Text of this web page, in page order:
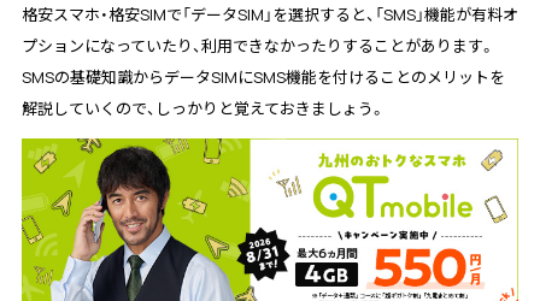
格安スマホ・格安SIMで「データSIM」を選択すると、「SMS」機能が有料オ
プションになっていたり、利用できなかったりすることがあります。
SMSの基礎知識からデータSIMにSMS機能を付けることのメリットを
解説していくので、しっかりと覚えておきましょう。